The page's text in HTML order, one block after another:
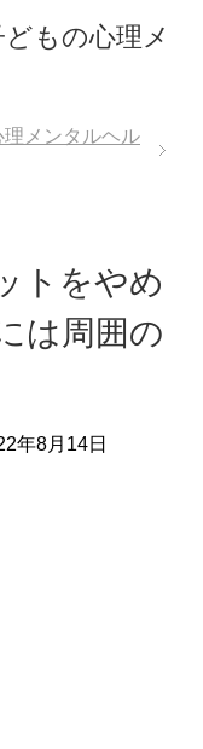
もの心理メ
メンタルヘル
トをやめ
は周囲の
年8月14日